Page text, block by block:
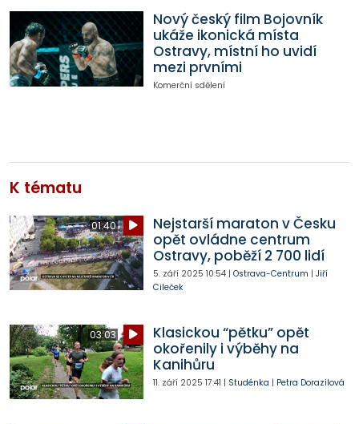
Nový český film Bojovník
ukáže ikonická místa
Ostravy, místní ho uvidí
mezi prvními
Komerční sdělení
K tématu
01:40
Nejstarší maraton v Česku
opět ovládne centrum
Ostravy, poběží 2 700 lidí
5. září 2025 10:54| Ostrava-Centrum | Jiří
Cileček
03:03
Klasickou “pětku” opět
okořenily i výběhy na
Kanihůru
11. září 2025 17:41 | Studénka | Petra Dorazilová